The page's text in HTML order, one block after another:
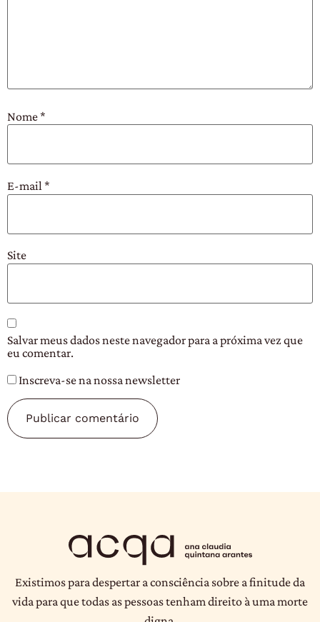
Nome*
E-mail*
Site
Salvar meus dados neste navegador para a próxima vez que
eu comentar.
Inscreva-se na nossa newsletter
Existimos para despertar a consciência sobre a finitude da
vida para que todas as pessoas tenham direito à uma morte